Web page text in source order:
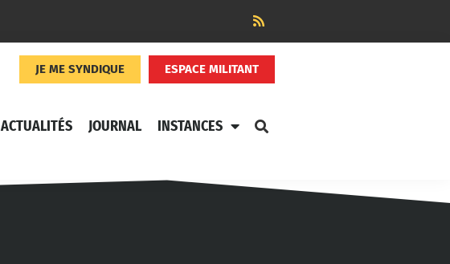
JE ME SYNDIQUE ESPACE MILITANT
ACTUALITÉS JOURNAL INSTANCES